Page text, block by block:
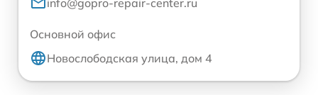
info@gopro-repair-center.ru
Основной офис
Новослободская улица, дом 4